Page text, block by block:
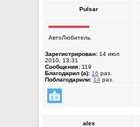
Pulsar
АвтоЛюбитель
Зарегистрирован: 14 июл
2010, 13:31
Сообщения: 119
Благодарил (а): 16 раз.
Поблагодарили: 14 раз.
alex